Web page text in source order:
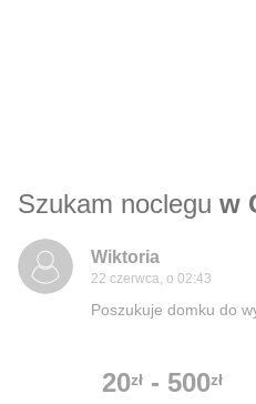
Szukam noclegu w
Wiktoria
22 czerwca, o 02:43
Poszukuje domku do
20zł - 500zł